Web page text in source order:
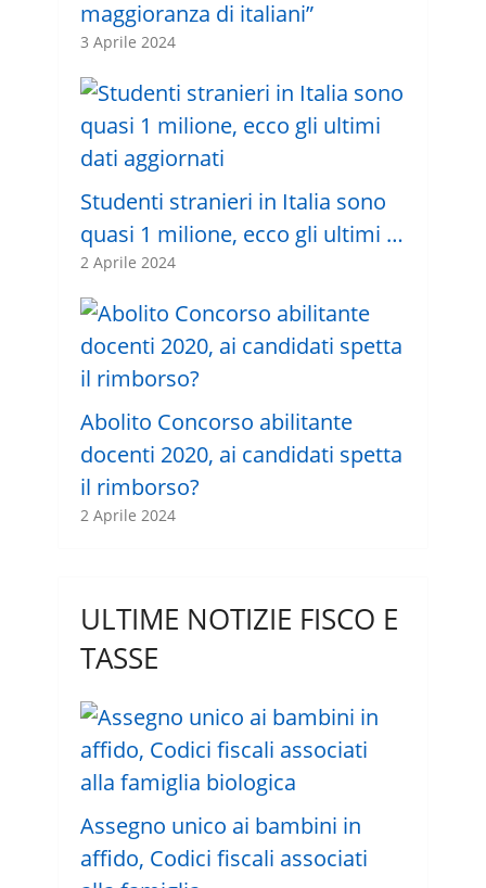
maggioranza di italiani”
3 Aprile 2024
Studenti stranieri in Italia sono
quasi 1 milione, ecco gli ultimi …
2 Aprile 2024
Abolito Concorso abilitante
docenti 2020, ai candidati spetta
il rimborso?
2 Aprile 2024
ULTIME NOTIZIE FISCO E
TASSE
Assegno unico ai bambini in
affido, Codici fiscali associati